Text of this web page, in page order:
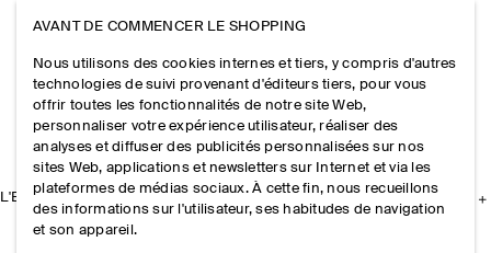
L'ENTREPRISE
AVANT DE COMMENCER LE SHOPPING
Nous utilisons des cookies internes et tiers, y compris d'autres
technologies de suivi provenant d'éditeurs tiers, pour vous
offrir toutes les fonctionnalités de notre site Web,
personnaliser votre expérience utilisateur, réaliser des
analyses et diffuser des publicités personnalisées sur nos
sites Web, applications et newsletters sur Internet et via les
plateformes de médias sociaux. À cette fin, nous recueillons
des informations sur l'utilisateur, ses habitudes de navigation
et son appareil.